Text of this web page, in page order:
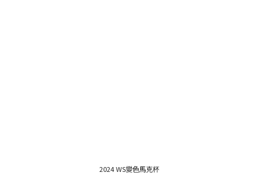
2024 WS變色馬克杯